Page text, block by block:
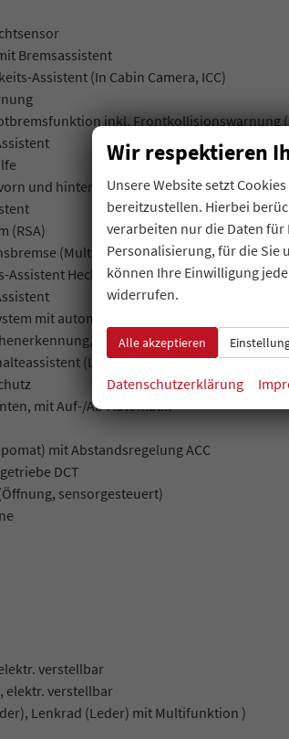
Bremsassistent
Assistent (In Cabin Camera, ICC)
inkl. Frontkollisionswarnung
und hinten (Einparkhilfe hinten )
(RSA)
(Multi Collision Brake)
Heck (Cross Traffic)
mit automatischem Notruf (ERA GLONASS
erweitert (Geschwindigkeits-
(LKAS, Lane Keep Assist System)
mit Auf-/Ab-Automatik
mit Abstandsregelung ACC
DCT
sensorgesteuert)
verstellbar
elektr. verstellbar
Lenkrad (Leder) mit Multifunktion )
Wir respektieren
Unsere Website setzt
bereitzustellen. Hierbei
verarbeiten nur die Daten
Personalisierung, für die Sie
können Ihre Einwilligung
widerrufen.
Alle akzeptieren
Datenschutzerklärung